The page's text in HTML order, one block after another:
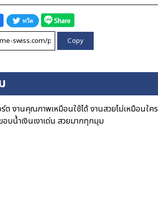
Copy
งานคุณภาพเหมือนใช้ได้ งานสวยไม่เหมือนใคร
บน้ำเงินเงาเด่น สวยมากทุกมุม